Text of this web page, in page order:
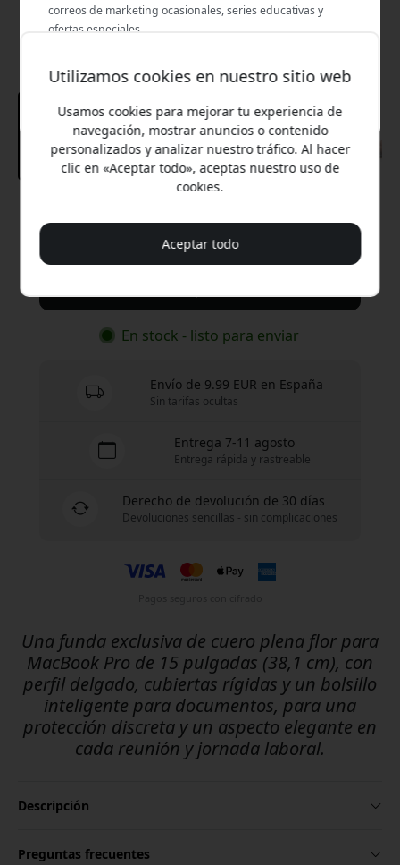
129.99 EUR
En stock - listo para enviar
Envío de 9.99 EUR en España
Sin tarifas ocultas
Entrega 7-11 agosto
Entrega rápida y rastreable
Derecho de devolución de 30 días
Devoluciones sencillas - sin complicaciones
Una funda exclusiva de cuero plena flor para
MacBook Pro de 15 pulgadas (38,1 cm), con
perfil delgado, cubiertas rígidas y un bolsillo
inteligente para documentos, para una
protección discreta y un aspecto elegante en
cada reunión y jornada laboral.
Descripción
Preguntas frecuentes
Utilizamos cookies en nuestro sitio web
Usamos cookies para mejorar tu experiencia de
navegación, mostrar anuncios o contenido
personalizados y analizar nuestro tráfico. Al hacer
clic en «Aceptar todo», aceptas nuestro uso de
cookies.
Aceptar todo
correos de marketing ocasionales, series educativas y
ofertas especiales.
No, prefiero pagar el precio completo.